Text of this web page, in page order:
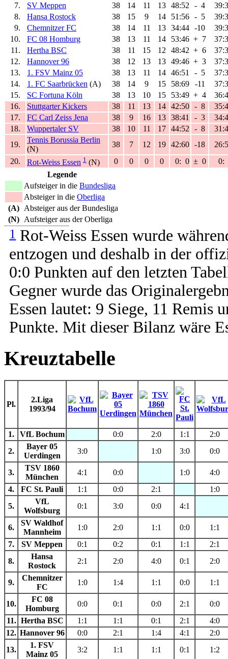
7.
SV Meppen 38 14 11 13 48:52 - 4
8.
Hansa Rostock 38 15 9 14 51:56 - 5
9.
Chemnitzer FC 38 14 11 13 34:44 -10
10.
FC 08 Homburg 38 13 11 14 53:46 + 7
11.
Hertha BSC 38 11 15 12 48:42 + 6
12.
Hannover 96 38 12 13 13 49:46 + 3
13.
1. FSV Mainz 05 38 13 11 14 46:51 - 5
14.
1. FC Saarbrücken (A) 38 14 9 15 58:69 -11
15.
SC Fortuna Köln 38 13 10 15 53:49 + 4
16.
Stuttgarter Kickers 38 11 13 14 42:50 - 8
17.
FC Carl Zeiss Jena 38 9 16 13 38:41 - 3
18.
Wuppertaler SV 38 10 11 17 44:52 - 8
19.
Tennis Borussia Berlin
(N)
38 7 12 19 42:60 -18
20.
Rot-Weiss Essen 1 (N) 0 0 0 0 0: 0 ± 0
0:
Legende
Aufsteiger in die Bundesliga
Absteiger in die Oberliga
(A) Absteiger aus der Bundesliga
(N) Aufsteiger aus der Oberliga
1Rot-Weiss Essen wurde
entzogen und deshalb in der
0:0 Punkten auf den letzten
Gegner wurde das
Essen lautet: 9 Siege, 11 Remis
Punkte. Mit dieser Bilanz wäre
Kreuztabelle
Pl.
2.Liga
1993/94
1. VfL Bochum 0:0 2:0 1:1
2:0
2.
Bayer 05
Uerdingen
3:0 1:0 3:0 0:0
3.
TSV 1860
München
4:1 0:0 1:0
4:0
4.
FC St. Pauli 1:1 0:0 2:1
1:0
5.
VfL
Wolfsburg
0:1 3:0 0:0 4:1
6.
SV Waldhof
Mannheim
1:0 2:0 1:1 0:0
1:1
7.
SV Meppen 0:1 0:2 0:1 1:1
2:1
8.
Hansa
Rostock
2:1 2:0 4:0 0:1 2:0
9.
Chemnitzer
FC
1:0 1:4 1:1 0:0 1:1
10.
FC 08
Homburg
0:0 0:1 0:0 2:1
0:0
11. Hertha BSC 1:1 1:1 0:1 2:1
4:0
12. Hannover 96 0:0 2:1 1:4 4:1
2:0
13.
1. FSV
Mainz 05
3:2 1:1 1:1 0:1 1:2